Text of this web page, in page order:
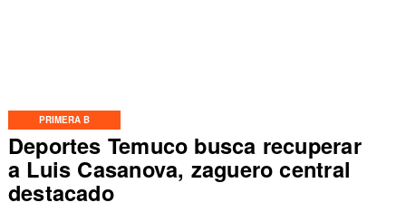
PRIMERA B
Deportes Temuco busca recuperar
a Luis Casanova, zaguero central
destacado